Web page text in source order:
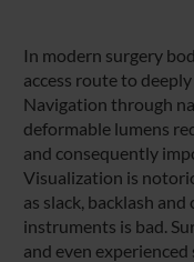
In modern surgery
access route to
Navigation through
deformable lumens
and consequently
Visualization is
as slack, backlash
instruments is bad.
and even